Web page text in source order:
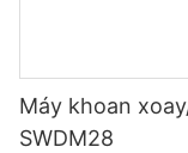
Máy khoan
SWDM28